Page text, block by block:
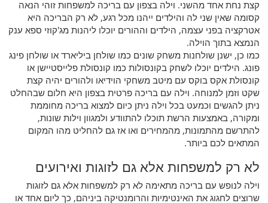
קצת נחת אחד מהשני. וילה בצפון עם בריכה למשפחות זוהי הנאה
קסומה שאין שני לה והילדים ייהנו מכל רגע, לא רק הבריכה היא
אטרקציה בפני עצמה, הילדים וההורים יוכלו ליהנות מג'קוזי ספא ענק
הנמצא בתוך הוילה.
כמו כן, ישנן שולחנות משחק שונים כמו שולחן ביליארד או שולחן פינג
פונג. הילדים יוכלו לשחק בקונסולות כמו קונסולת פלייסטיישן או
קונסולת אקס בוקס עם מיטב משחקי הוידיאו ולהורים יהיה קצת
שקט וזמן למנוחה. וילה עם בריכה פרטית בצפון היא חלום שבהחלט
ניתן להגשים וכמעט בכל וילה ניתן כיום למצוא בריכה מחוממת
ומקורה, באמצעות הרשת תוכלו להתוודע ולמגוון וילות שונות,
להתרשם מהתמונות, מהמחירים ואו אז גם להחליט מהו המקום
המתאים לכם ביותר.
לא רק למשפחות אלא גם לזוגות ואירועים
וילה לנופש עם בריכה מתאימה לא רק למשפחות אלא גם לזוגות
שרוצים לחגוג את האינטימיות והרומנטיקה ביניהם, כך ליום אחד או